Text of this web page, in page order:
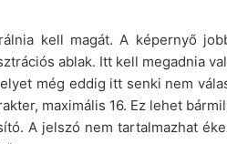
kell magát. A képernyő
ablak. Itt kell megadnia
még eddig itt senki nem
maximális 16. Ez lehet
A jelszó nem tartalmazhat